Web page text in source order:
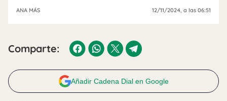
ANA MÁS 12/11/2024, a las 06:51
Comparte:
Añadir Cadena Dial en Google